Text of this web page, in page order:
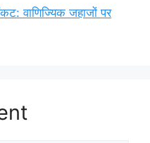
वाणिज्यिक जहाजों पर